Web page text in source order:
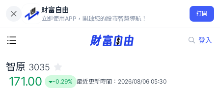
財富自由
立即使用APP，開啟您的股市智慧導航！
打開
登入
171.00
-0.29%
智原 3035
171.00 -0.29% 最近更新時間： 2026/08/06 05:30